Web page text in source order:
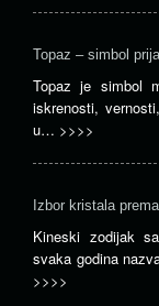
Topaz – simbol
Topaz je simbol
iskrenosti,
u… >>>>
Izbor kristala
Kineski zodijak
svaka godina
>>>>